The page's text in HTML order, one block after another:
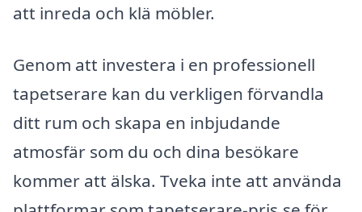
att inreda och klä möbler.
Genom att investera i en professionell
tapetserare kan du verkligen förvandla
ditt rum och skapa en inbjudande
atmosfär som du och dina besökare
kommer att älska. Tveka inte att använda